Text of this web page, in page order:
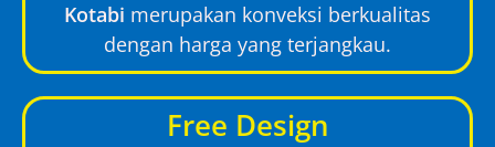
Kotabi merupakan konveksi berkualitas
dengan harga yang terjangkau.
Free Design